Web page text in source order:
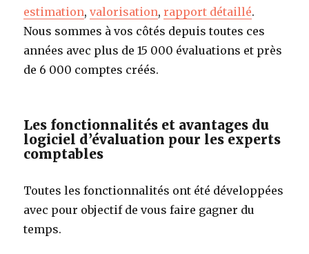
estimation,valorisation, rapport détaillé.
Nous sommes à vos côtés depuis toutes ces
années avec plus de 15 000 évaluations et près
de 6 000 comptes créés.
Les fonctionnalités et avantages du
logiciel d’évaluation pour les experts
comptables
Toutes les fonctionnalités ont été développées
avec pour objectif de vous faire gagner du
temps.